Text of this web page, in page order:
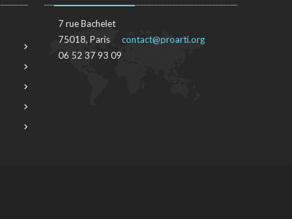
7 rue Bachelet
75018, Paris
06 52 37 93 09
contact@proarti.org